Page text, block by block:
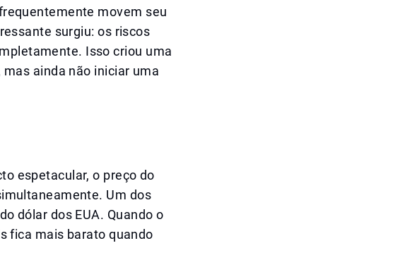
movem seu
surgiu: os riscos
Isso criou uma
ainda não iniciar uma
espetacular, o preço do
Um dos
dólar dos EUA. Quando o
fica mais barato quando